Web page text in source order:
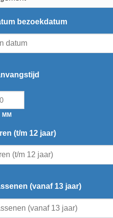
bezoekdatum
MM
(t/m 12 jaar)
(vanaf 13 jaar)